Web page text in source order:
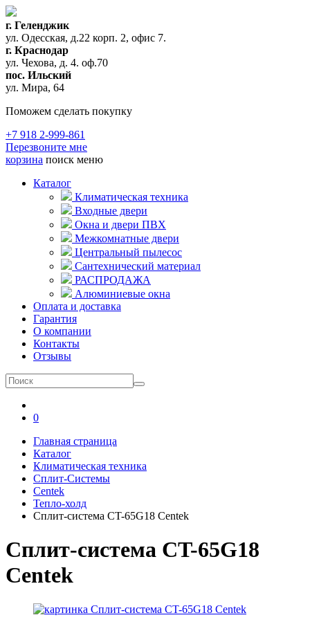
г. Геленджик
ул. Одесская, д.22 корп. 2, офис 7.
г. Краснодар
ул. Чехова, д. 4. оф.70
пос. Ильский
ул. Мира, 64
Поможем сделать покупку
+7 918 2-999-861
Перезвоните мне
корзина поиск меню
Каталог
Климатическая техника
Входные двери
Окна и двери ПВХ
Межкомнатные двери
Центральный пылесос
Сантехнический материал
РАСПРОДАЖА
Алюминиевые окна
Оплата и доставка
Гарантия
О компании
Контакты
Отзывы
0
Главная страница
Каталог
Климатическая техника
Сплит-Системы
Centek
Тепло-холд
Сплит-система CT-65G18 Centek
Сплит-система CT-65G18
Centek